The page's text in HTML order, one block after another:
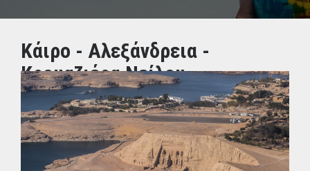
Κάιρο - Αλεξάνδρεια -
Κρουαζιέρα Νείλου
ΤΙΜΗ: 1560.00€